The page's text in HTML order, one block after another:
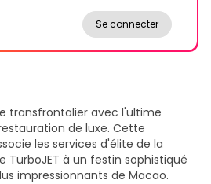
Se connecter
transfrontalier avec l'ultime
de luxe. Cette
les services d'élite de la
TurboJET à un festin sophistiqué
impressionnants de Macao.